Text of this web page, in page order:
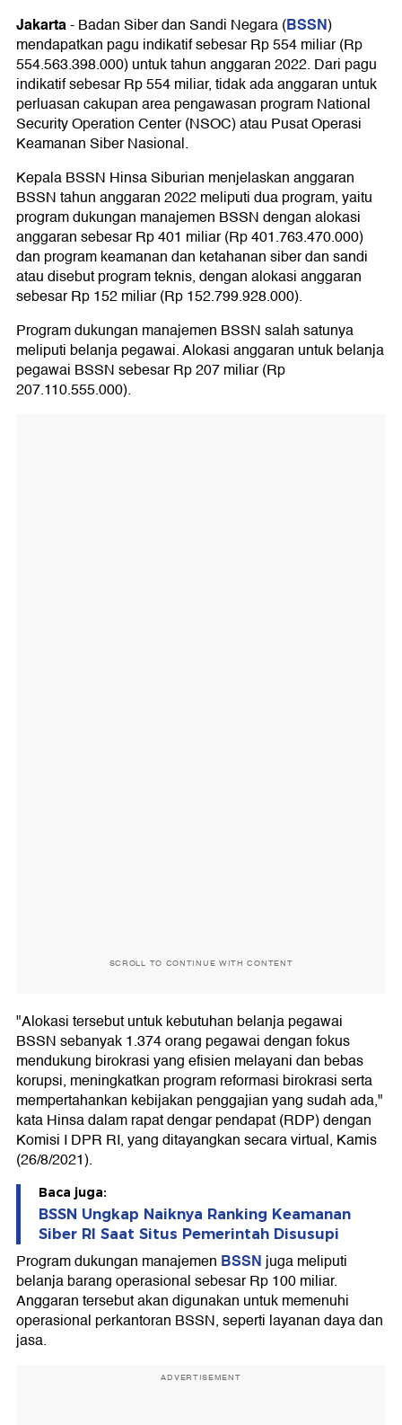
Jakarta-Badan Siber dan Sandi Negara (BSSN)
mendapatkan pagu indikatif sebesar Rp 554 miliar (Rp
554.563.398.000) untuk tahun anggaran 2022. Dari pagu
indikatif sebesar Rp 554 miliar, tidak ada anggaran untuk
perluasan cakupan area pengawasan program National
Security Operation Center (NSOC) atau Pusat Operasi
Keamanan Siber Nasional.
Kepala BSSN Hinsa Siburian menjelaskan anggaran
BSSN tahun anggaran 2022 meliputi dua program, yaitu
program dukungan manajemen BSSN dengan alokasi
anggaran sebesar Rp 401 miliar (Rp 401.763.470.000)
dan program keamanan dan ketahanan siber dan sandi
atau disebut program teknis, dengan alokasi anggaran
sebesar Rp 152 miliar (Rp 152.799.928.000).
Program dukungan manajemen BSSN salah satunya
meliputi belanja pegawai. Alokasi anggaran untuk belanja
pegawai BSSN sebesar Rp 207 miliar (Rp
207.110.555.000).
SCROLL TO CONTINUE WITH CONTENT
"Alokasi tersebut untuk kebutuhan belanja pegawai
BSSN sebanyak 1.374 orang pegawai dengan fokus
mendukung birokrasi yang efisien melayani dan bebas
korupsi, meningkatkan program reformasi birokrasi serta
mempertahankan kebijakan penggajian yang sudah ada,"
kata Hinsa dalam rapat dengar pendapat (RDP) dengan
Komisi I DPR RI, yang ditayangkan secara virtual, Kamis
(26/8/2021).
Baca juga:
BSSN Ungkap Naiknya Ranking Keamanan
Siber RI Saat Situs Pemerintah Disusupi
Program dukungan manajemen BSSNjuga meliputi
belanja barang operasional sebesar Rp 100 miliar.
Anggaran tersebut akan digunakan untuk memenuhi
operasional perkantoran BSSN, seperti layanan daya dan
jasa.
ADVERTISEMENT